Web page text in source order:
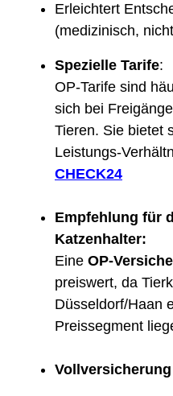
Erleichtert
(medizinisch,
Spezielle Tarife:
OP-Tarife sind
sich bei
Tieren. Sie bietet
Leistungs-
CHECK24
Empfehlung für
Katzenhalter:
Eine OP-
preiswert, da
Düsseldorf/Haan
Preissegment